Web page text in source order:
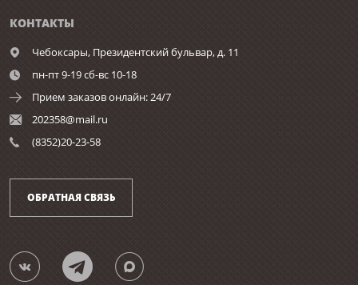
КОНТАКТЫ
Чебоксары, Президентский бульвар, д. 11
пн-пт 9-19 сб-вс 10-18
Прием заказов онлайн: 24/7
202358@mail.ru
(8352)20-23-58
ОБРАТНАЯ СВЯЗЬ